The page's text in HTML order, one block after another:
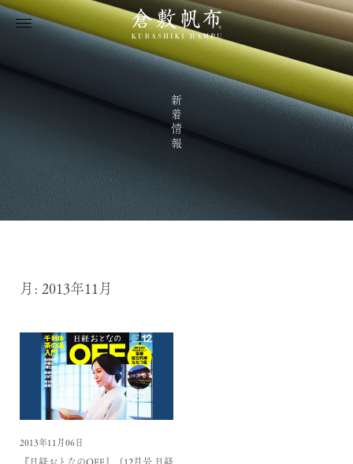
新着情報
月: 2013年11月
2013年11月06日